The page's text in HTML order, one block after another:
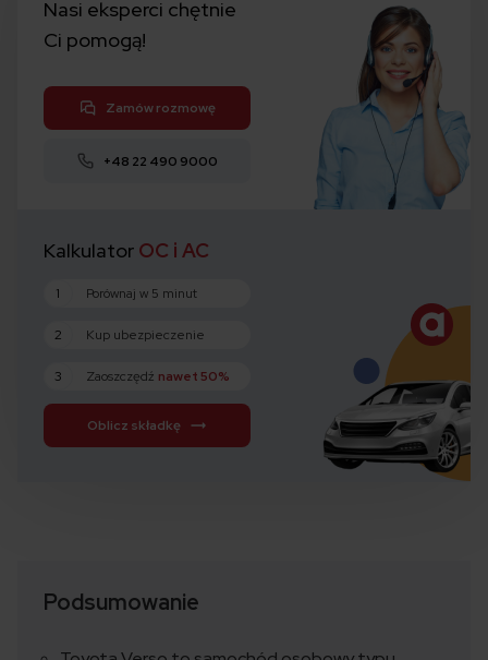
Nasi eksperci chętnie
Ci pomogą!
Zamów rozmowę
+48 22 490 9000
Kalkulator OC i AC
1 Porównaj w 5 minut
2 Kup ubezpieczenie
3 Zaoszczędź nawet 50%
Oblicz składkę
Podsumowanie